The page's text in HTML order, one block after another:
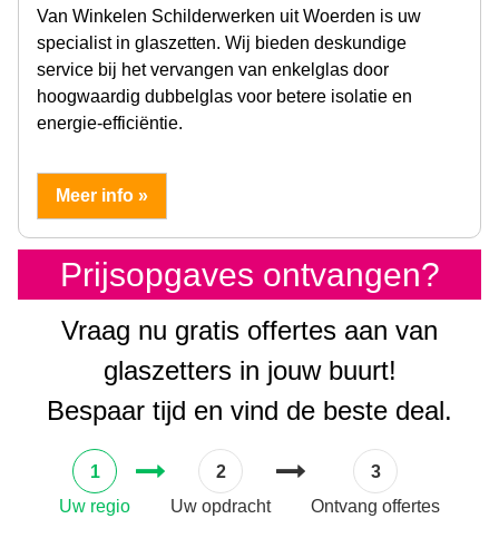
Van Winkelen Schilderwerken uit Woerden is uw
specialist in glaszetten. Wij bieden deskundige
service bij het vervangen van enkelglas door
hoogwaardig dubbelglas voor betere isolatie en
energie-efficiëntie.
Meer info »
Prijsopgaves ontvangen?
Vraag nu gratis offertes aan van
glaszetters in jouw buurt!
Bespaar tijd en vind de beste deal.